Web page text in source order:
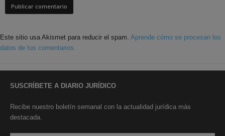
Este sitio usa Akismet para reducir el spam. Aprende cómo se procesan los
datos de tus comentarios.
SUSCRÍBETE A DIARIO JURÍDICO
Recibe nuestro boletín semanal con la actualidad jurídica más
destacada.